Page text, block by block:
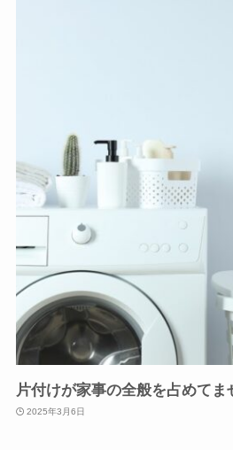
片付けが家事の全般を占めてま
2025年3月6日